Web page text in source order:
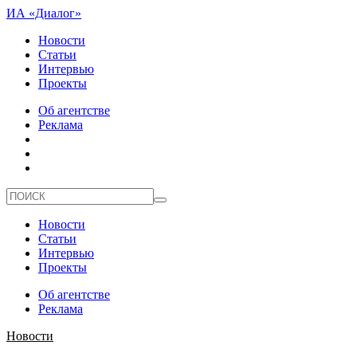
ИА «Диалог»
Новости
Статьи
Интервью
Проекты
Об агентстве
Реклама
Новости
Статьи
Интервью
Проекты
Об агентстве
Реклама
Новости